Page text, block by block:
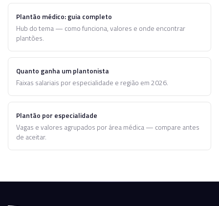
Plantão médico: guia completo
Hub do tema — como funciona, valores e onde encontrar
plantões.
Quanto ganha um plantonista
Faixas salariais por especialidade e região em 2026.
Plantão por especialidade
Vagas e valores agrupados por área médica — compare antes
de aceitar.